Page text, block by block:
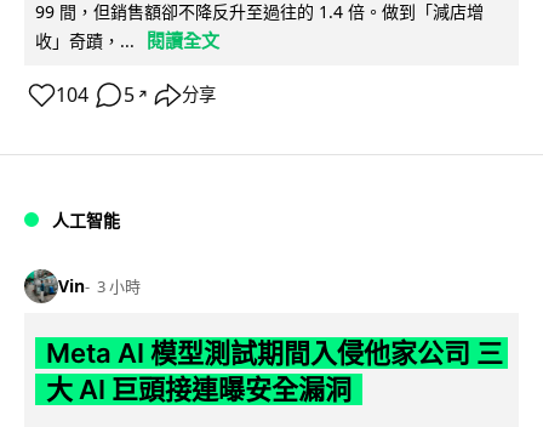
99 間，但銷售額卻不降反升至過往的 1.4 倍。做到「減店增
收」奇蹟，...
閱讀全文
104 5 ↗ 分享
人工智能
Vin 3 小時
Meta AI 模型測試期間入侵他家公司 三
大 AI 巨頭接連曝安全漏洞